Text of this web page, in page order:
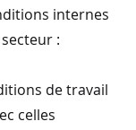
internes
:
de travail
celles